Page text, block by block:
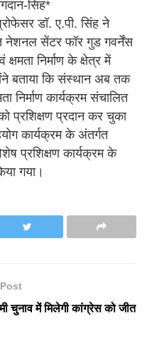
सिंह*
डॉ. ए.पी. सिंह ने
नेशनल सेंटर फॉर गुड गवर्नेंस
निर्माण के क्षेत्र में
बताया कि संस्थान अब तक
निर्माण कार्यक्रम संचालित
प्रशिक्षण प्रदान कर चुका
कार्यक्रम के अंतर्गत
प्रशिक्षण कार्यक्रम के
गया।
चुनाव में मिलेगी कांग्रेस को जीत